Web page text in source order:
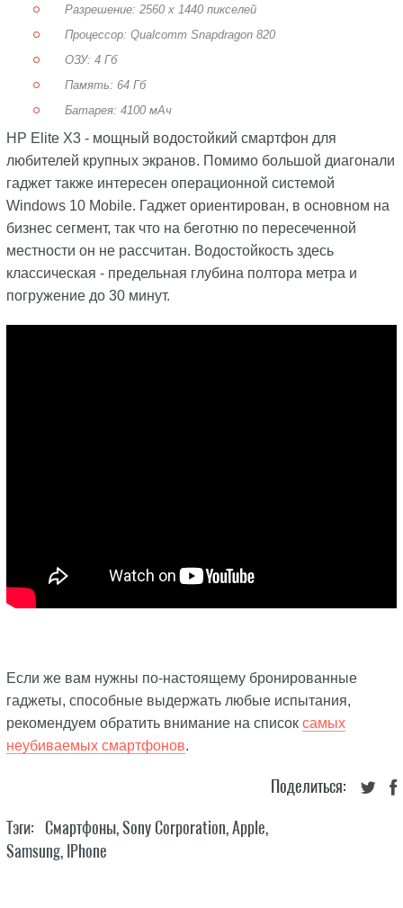
Разрешение: 2560 х 1440 пикселей
Процессор: Qualcomm Snapdragon 820
ОЗУ: 4 Гб
Память: 64 Гб
Батарея: 4100 мАч
HP Elite X3 - мощный водостойкий смартфон для
любителей крупных экранов. Помимо большой диагонали
гаджет также интересен операционной системой
Windows 10 Mobile. Гаджет ориентирован, в основном на
бизнес сегмент, так что на беготню по пересеченной
местности он не рассчитан. Водостойкость здесь
классическая - предельная глубина полтора метра и
погружение до 30 минут.
Если же вам нужны по-настоящему бронированные
гаджеты, способные выдержать любые испытания,
рекомендуем обратить внимание на список самых
неубиваемых смартфонов.
Поделиться:
Тэги: Смартфоны,Sony Corporation,Apple,
Samsung, IPhone